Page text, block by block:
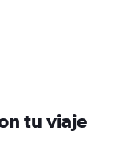
tu viaje